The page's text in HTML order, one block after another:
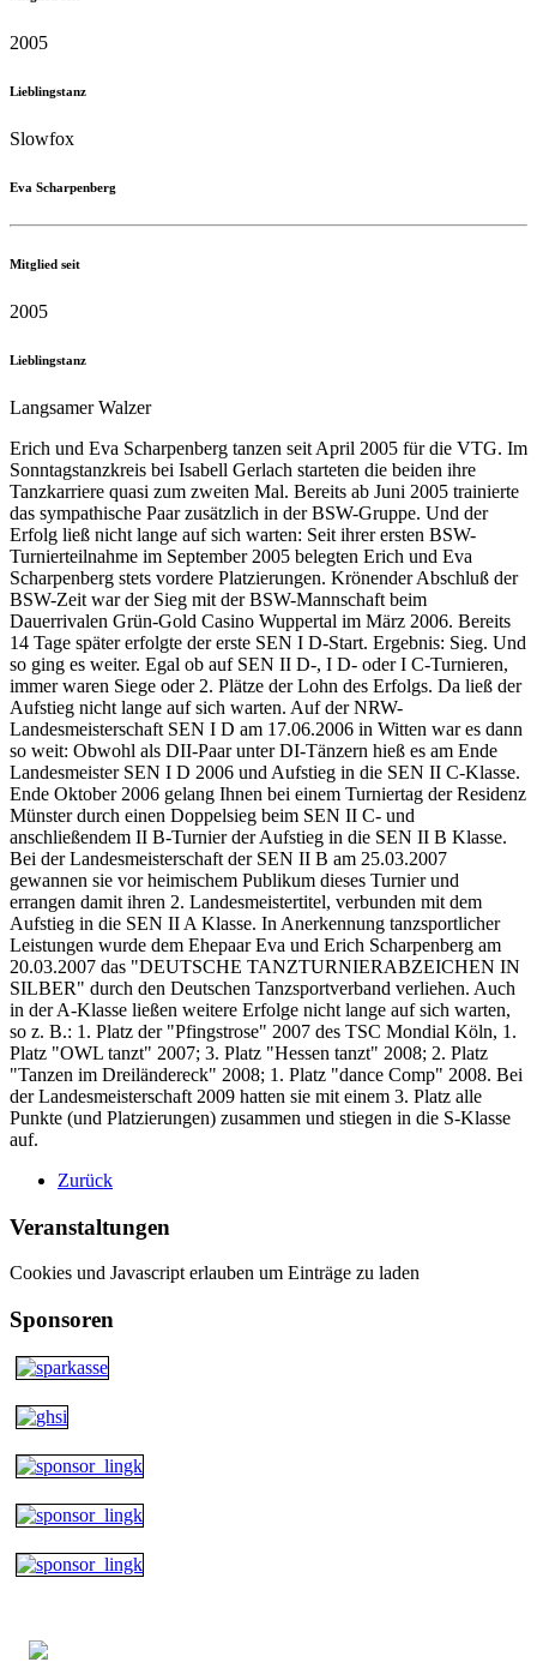
2005
Lieblingstanz
Slowfox
Eva Scharpenberg
Mitglied seit
2005
Lieblingstanz
Langsamer Walzer
Erich und Eva Scharpenberg tanzen seit April 2005 für die VTG. Im
Sonntagstanzkreis bei Isabell Gerlach starteten die beiden ihre
Tanzkarriere quasi zum zweiten Mal. Bereits ab Juni 2005 trainierte
das sympathische Paar zusätzlich in der BSW-Gruppe. Und der
Erfolg ließ nicht lange auf sich warten: Seit ihrer ersten BSW-
Turnierteilnahme im September 2005 belegten Erich und Eva
Scharpenberg stets vordere Platzierungen. Krönender Abschluß der
BSW-Zeit war der Sieg mit der BSW-Mannschaft beim
Dauerrivalen Grün-Gold Casino Wuppertal im März 2006. Bereits
14 Tage später erfolgte der erste SEN I D-Start. Ergebnis: Sieg. Und
so ging es weiter. Egal ob auf SEN II D-, I D- oder I C-Turnieren,
immer waren Siege oder 2. Plätze der Lohn des Erfolgs. Da ließ der
Aufstieg nicht lange auf sich warten. Auf der NRW-
Landesmeisterschaft SEN I D am 17.06.2006 in Witten war es dann
so weit: Obwohl als DII-Paar unter DI-Tänzern hieß es am Ende
Landesmeister SEN I D 2006 und Aufstieg in die SEN II C-Klasse.
Ende Oktober 2006 gelang Ihnen bei einem Turniertag der Residenz
Münster durch einen Doppelsieg beim SEN II C- und
anschließendem II B-Turnier der Aufstieg in die SEN II B Klasse.
Bei der Landesmeisterschaft der SEN II B am 25.03.2007
gewannen sie vor heimischem Publikum dieses Turnier und
errangen damit ihren 2. Landesmeistertitel, verbunden mit dem
Aufstieg in die SEN II A Klasse. In Anerkennung tanzsportlicher
Leistungen wurde dem Ehepaar Eva und Erich Scharpenberg am
20.03.2007 das "DEUTSCHE TANZTURNIERABZEICHEN IN
SILBER" durch den Deutschen Tanzsportverband verliehen. Auch
in der A-Klasse ließen weitere Erfolge nicht lange auf sich warten,
so z. B.: 1. Platz der "Pfingstrose" 2007 des TSC Mondial Köln, 1.
Platz "OWL tanzt" 2007; 3. Platz "Hessen tanzt" 2008; 2. Platz
"Tanzen im Dreiländereck" 2008; 1. Platz "dance Comp" 2008. Bei
der Landesmeisterschaft 2009 hatten sie mit einem 3. Platz alle
Punkte (und Platzierungen) zusammen und stiegen in die S-Klasse
auf.
Zurück
Veranstaltungen
Cookies und Javascript erlauben um Einträge zu laden
Sponsoren